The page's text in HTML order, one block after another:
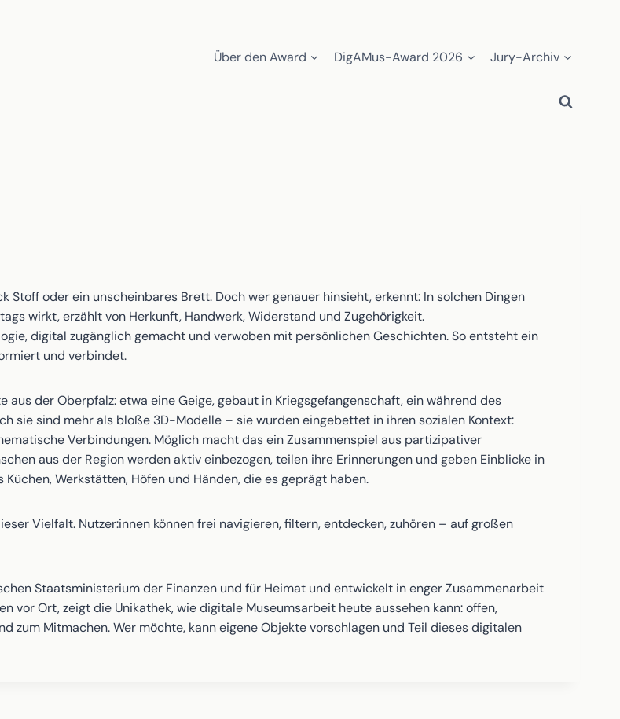
Über den Award DigAMus-Award 2026 Jury-Archiv
oder ein unscheinbares Brett. Doch wer genauer hinsieht, erkennt: In solchen Dingen
wirkt, erzählt von Herkunft, Handwerk, Widerstand und Zugehörigkeit.
digital zugänglich gemacht und verwoben mit persönlichen Geschichten. So entsteht ein
und verbindet.
der Oberpfalz: etwa eine Geige, gebaut in Kriegsgefangenschaft, ein während des
sie sind mehr als bloße 3D-Modelle – sie wurden eingebettet in ihren sozialen Kontext:
Verbindungen. Möglich macht das ein Zusammenspiel aus partizipativer
aus der Region werden aktiv einbezogen, teilen ihre Erinnerungen und geben Einblicke in
Werkstätten, Höfen und Händen, die es geprägt haben.
Vielfalt. Nutzer:innen können frei navigieren, filtern, entdecken, zuhören – auf großen
Staatsministerium der Finanzen und für Heimat und entwickelt in enger Zusammenarbeit
vor Ort, zeigt die Unikathek, wie digitale Museumsarbeit heute aussehen kann: offen,
zum Mitmachen. Wer möchte, kann eigene Objekte vorschlagen und Teil dieses digitalen